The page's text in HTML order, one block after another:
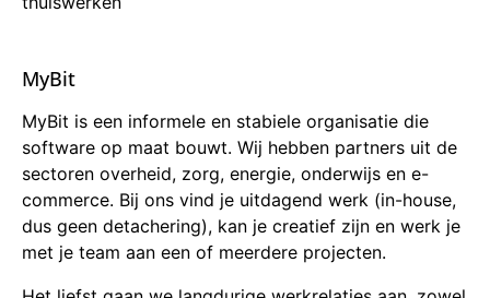
MyBit
MyBit is een informele en stabiele organisatie die
software op maat bouwt. Wij hebben partners uit de
sectoren overheid, zorg, energie, onderwijs en e-
commerce. Bij ons vind je uitdagend werk (in-house,
dus geen detachering), kan je creatief zijn en werk je
met je team aan een of meerdere projecten.